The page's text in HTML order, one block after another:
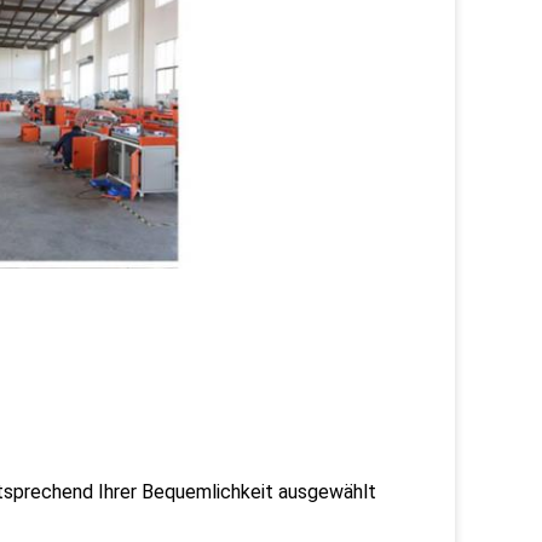
Ihrer Bequemlichkeit ausgewählt